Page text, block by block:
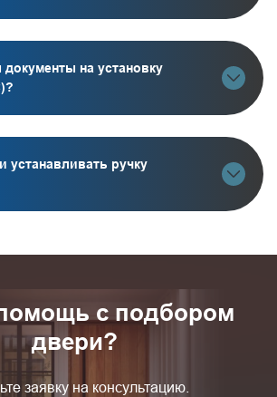
на установку
устанавливать ручку
с подбором
двери?
заявку на консультацию.